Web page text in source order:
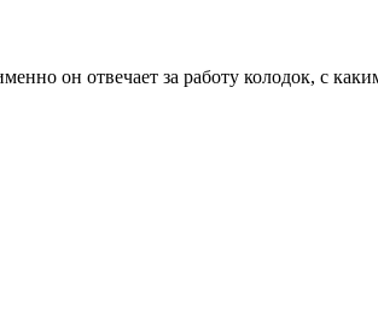
он отвечает за работу колодок, с